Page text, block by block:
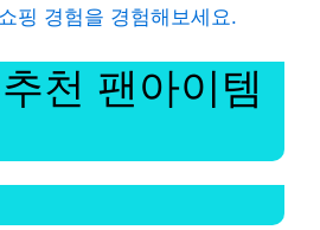
핑 경험을 경험해보세요.
천 팬아이템